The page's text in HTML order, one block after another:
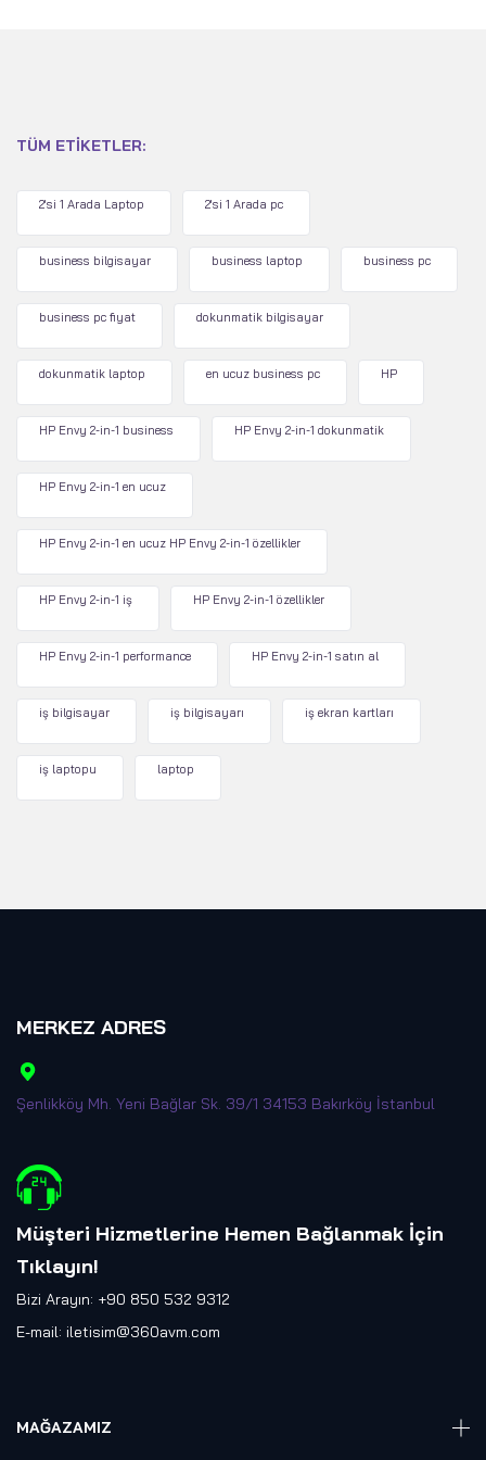
TÜM ETIKETLER:
2'si 1 Arada Laptop 2'si 1 Arada pc
business bilgisayar business laptop business pc
business pc fiyat dokunmatik bilgisayar
dokunmatik laptop en ucuz business pc HP
HP Envy 2-in-1 business HP Envy 2-in-1 dokunmatik
HP Envy 2-in-1 en ucuz
HP Envy 2-in-1 en ucuz HP Envy 2-in-1 özellikler
HP Envy 2-in-1 iş HP Envy 2-in-1 özellikler
HP Envy 2-in-1 performance HP Envy 2-in-1 satın al
iş bilgisayar iş bilgisayarı iş ekran kartları
iş laptopu laptop
MERKEZ ADRES
Şenlikköy Mh. Yeni Bağlar Sk. 39/1 34153 Bakırköy İstanbul
Müşteri Hizmetlerine Hemen Bağlanmak İçin
Tıklayın!
Bizi Arayın: +90 850 532 9312
E-mail: iletisim@360avm.com
MAĞAZAMIZ